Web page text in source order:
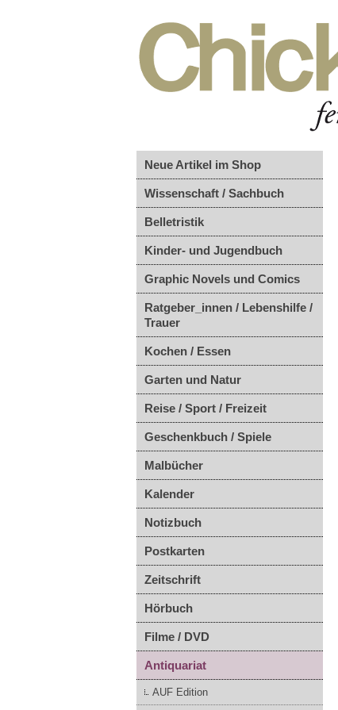
Neue Artikel im Shop
Wissenschaft / Sachbuch
Belletristik
Kinder- und Jugendbuch
Graphic Novels und Comics
Ratgeber_innen / Lebenshilfe /
Trauer
Kochen / Essen
Garten und Natur
Reise / Sport / Freizeit
Geschenkbuch / Spiele
Malbücher
Kalender
Notizbuch
Postkarten
Zeitschrift
Hörbuch
Filme / DVD
Antiquariat
AUF Edition